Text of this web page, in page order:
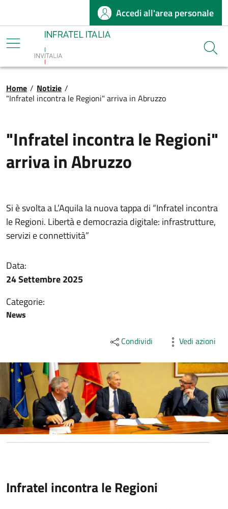
Salta al contenuto principaleAccedi all'area personale
Infratel
Briciole di pane
Home / Notizie /
"Infratel incontra le Regioni" arriva in Abruzzo
"Infratel incontra le Regioni"
arriva in Abruzzo
Si è svolta a L’Aquila la nuova tappa di “Infratel incontra
le Regioni. Libertà e democrazia digitale: infrastrutture,
servizi e connettività”
Data:
24 Settembre 2025
Categorie:
News
Condividi Vedi azioni
Infratel incontra le Regioni